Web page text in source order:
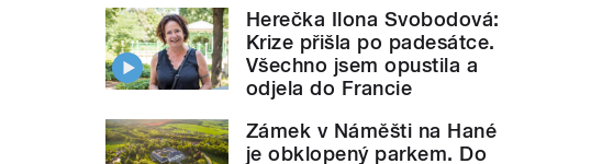
Herečka Ilona Svobodová:
Krize přišla po padesátce.
Všechno jsem opustila a
odjela do Francie
Zámek v Náměšti na Hané
je obklopený parkem. Do